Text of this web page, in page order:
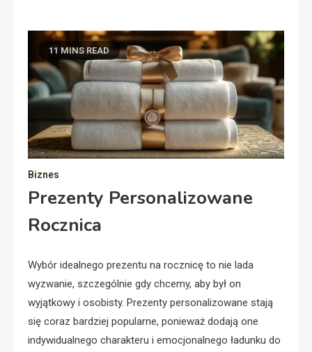
11 MINS READ
Biznes
Prezenty Personalizowane
Rocznica
Wybór idealnego prezentu na rocznicę to nie lada
wyzwanie, szczególnie gdy chcemy, aby był on
wyjątkowy i osobisty. Prezenty personalizowane stają
się coraz bardziej popularne, ponieważ dodają one
indywidualnego charakteru i emocjonalnego ładunku do